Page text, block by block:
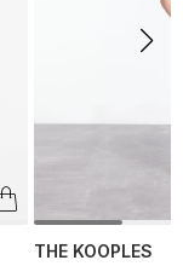
THE KOOPLES